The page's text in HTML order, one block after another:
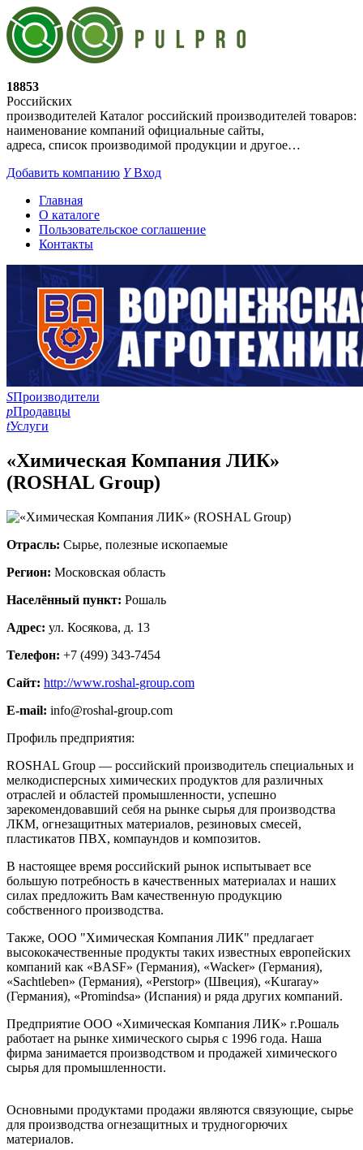
18853
Российских
производителей Каталог российский производителей товаров:
наименование компаний официальные сайты,
адреса, список производимой продукции и другое…
Добавить компанию YВход
Главная
О каталоге
Пользовательское соглашение
Контакты
SПроизводители
pПродавцы
tУслуги
«Химическая Компания ЛИК»
(ROSHAL Group)
Отрасль: Сырье, полезные ископаемые
Регион: Московская область
Населённый пункт: Рошаль
Адрес: ул. Косякова, д. 13
Телефон: +7 (499) 343-7454
Сайт: http://www.roshal-group.com
E-mail: info@roshal-group.com
Профиль предприятия:
ROSHAL Group — российский производитель специальных и
мелкодисперсных химических продуктов для различных
отраслей и областей промышленности, успешно
зарекомендовавший себя на рынке сырья для производства
ЛКМ, огнезащитных материалов, резиновых смесей,
пластикатов ПВХ, компаундов и композитов.
В настоящее время российский рынок испытывает все
большую потребность в качественных материалах и наших
силах предложить Вам качественную продукцию
собственного производства.
Также, ООО "Химическая Компания ЛИК" предлагает
высококачественные продукты таких известных европейских
компаний как «BASF» (Германия), «Wacker» (Германия),
«Sachtleben» (Германия), «Perstorp» (Швеция), «Kuraray»
(Германия), «Promindsa» (Испания) и ряда других компаний.
Предприятие ООО «Химическая Компания ЛИК» г.Рошаль
работает на рынке химического сырья с 1996 года. Наша
фирма занимается производством и продажей химического
сырья для промышленности.
Основными продуктами продажи являются связующие, сырье
для производства огнезащитных и трудногорючих
материалов.